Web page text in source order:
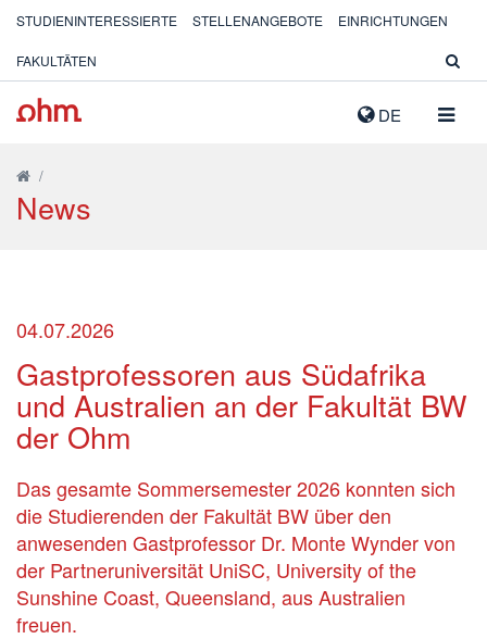
DE
STUDIENINTERESSIERTE STELLENANGEBOTE EINRICHTUNGEN
FAKULTÄTEN
/
News
04.07.2026
Gastprofessoren aus Südafrika
und Australien an der Fakultät BW
der Ohm
Das gesamte Sommersemester 2026 konnten sich
die Studierenden der Fakultät BW über den
anwesenden Gastprofessor Dr. Monte Wynder von
der Partneruniversität UniSC, University of the
Sunshine Coast, Queensland, aus Australien
freuen.